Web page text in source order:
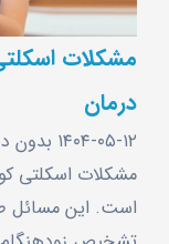
مشکلات
درمان
۱۴۰۴-۰۵-۱۲ بدون
مشکلات اسکلتی
است. این مسائل